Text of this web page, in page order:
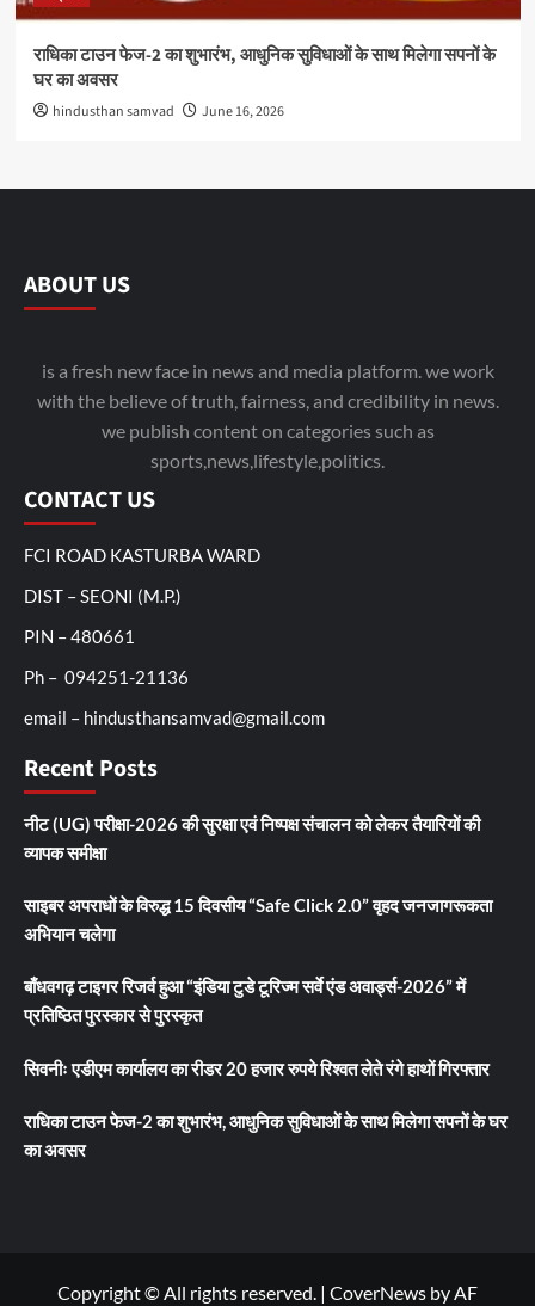
राधिका टाउन फेज-2 का शुभारंभ, आधुनिक सुविधाओं के साथ मिलेगा सपनों के
घर का अवसर
hindusthan samvad June 16, 2026
ABOUT US
is a fresh new face in news and media platform. we work
with the believe of truth, fairness, and credibility in news.
we publish content on categories such as
sports,news,lifestyle,politics.
CONTACT US
FCI ROAD KASTURBA WARD
DIST – SEONI (M.P.)
PIN – 480661
Ph – 094251-21136
email – hindusthansamvad@gmail.com
Recent Posts
नीट (UG) परीक्षा-2026 की सुरक्षा एवं निष्पक्ष संचालन को लेकर तैयारियों की
व्यापक समीक्षा
साइबर अपराधों के विरुद्ध 15 दिवसीय “Safe Click 2.0” वृहद जनजागरूकता
अभियान चलेगा
बाँधवगढ़ टाइगर रिजर्व हुआ “इंडिया टुडे टूरिज्म सर्वे एंड अवार्ड्स-2026” में
प्रतिष्ठित पुरस्कार से पुरस्कृत
सिवनीः एडीएम कार्यालय का रीडर 20 हजार रुपये रिश्वत लेते रंगे हाथों गिरफ्तार
राधिका टाउन फेज-2 का शुभारंभ, आधुनिक सुविधाओं के साथ मिलेगा सपनों के घर
का अवसर
Copyright © All rights reserved. | CoverNews by AF